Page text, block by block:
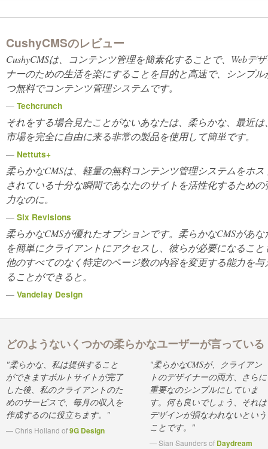
CushyCMSのレビュー
CushyCMSは、コンテンツ管理を簡素化することで、Webデ
ナーのための生活を楽にすることを目的と高速で、シンプル
つ無料でコンテンツ管理システムです。
— Techcrunch
それをする場合見たことがないあなたは、柔らかな、最近は
市場を完全に自由に来る非常の製品を使用して簡単です。
— Nettuts+
柔らかなCMSは、軽量の無料コンテンツ管理システムをホス
されている十分な瞬間であなたのサイトを活性化するための
力なのに。
— Six Revisions
柔らかなCMSが優れたオプションです。柔らかなCMSがあな
を簡単にクライアントにアクセスし、彼らが必要になること
他のすべてのなく特定のページ数の内容を変更する能力を与
ることができると。
— Vandelay Design
どのようないくつかの柔らかなユーザーが言っている
"柔らかな、私は提供すること
ができますボルトサイトが完了
した後、私のクライアントのた
めのサービスで、毎月の収入を
作成するのに役立ちます。"
— Chris Holland of9G Design
"柔らかなCMSが、クライアン
トのデザイナーの両方、さらに
重要なのシンプルにしていま
す。何も良いでしょう、それは
デザインが損なわれないという
ことです。"
— Sian Saunders of Daydream